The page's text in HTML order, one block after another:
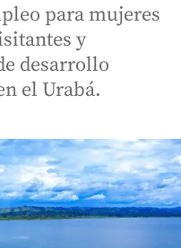
para mujeres
y
desarrollo
el Urabá.